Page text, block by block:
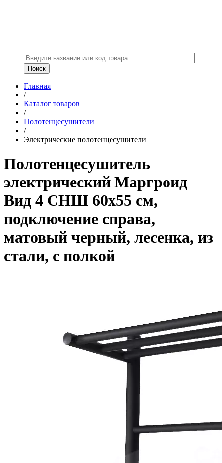
Главная
/
Каталог товаров
/
Полотенцесушители
/
Электрические полотенцесушители
Полотенцесушитель
электрический Маргроид
Вид 4 СНШ 60x55 см,
подключение справа,
матовый черный, лесенка, из
стали, с полкой